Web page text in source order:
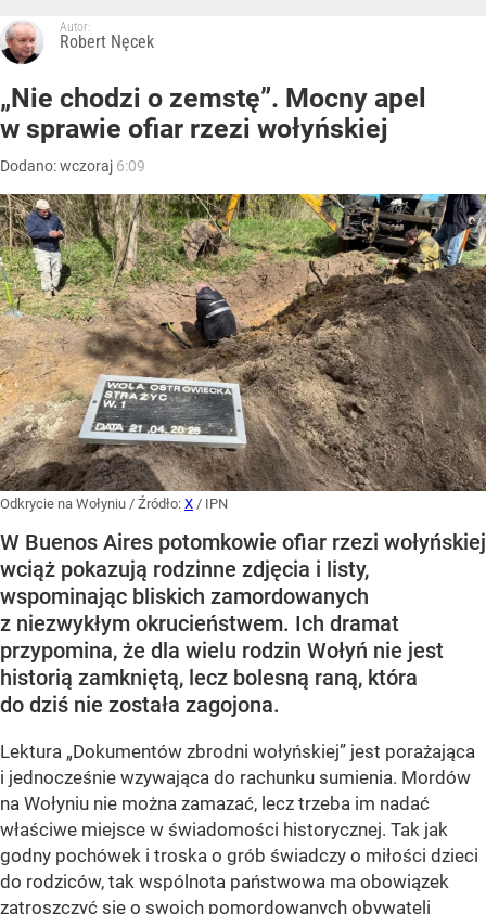
Autor:
Robert Nęcek
„Nie chodzi o zemstę”. Mocny apel
w sprawie ofiar rzezi wołyńskiej
Dodano:wczoraj 6:09
Odkrycie na Wołyniu / Źródło: X / IPN
W Buenos Aires potomkowie ofiar rzezi wołyńskiej
wciąż pokazują rodzinne zdjęcia i listy,
wspominając bliskich zamordowanych
z niezwykłym okrucieństwem. Ich dramat
przypomina, że dla wielu rodzin Wołyń nie jest
historią zamkniętą, lecz bolesną raną, która
do dziś nie została zagojona.
Lektura „Dokumentów zbrodni wołyńskiej” jest porażająca
i jednocześnie wzywająca do rachunku sumienia. Mordów
na Wołyniu nie można zamazać, lecz trzeba im nadać
właściwe miejsce w świadomości historycznej. Tak jak
godny pochówek i troska o grób świadczy o miłości dzieci
do rodziców, tak wspólnota państwowa ma obowiązek
zatroszczyć się o swoich pomordowanych obywateli